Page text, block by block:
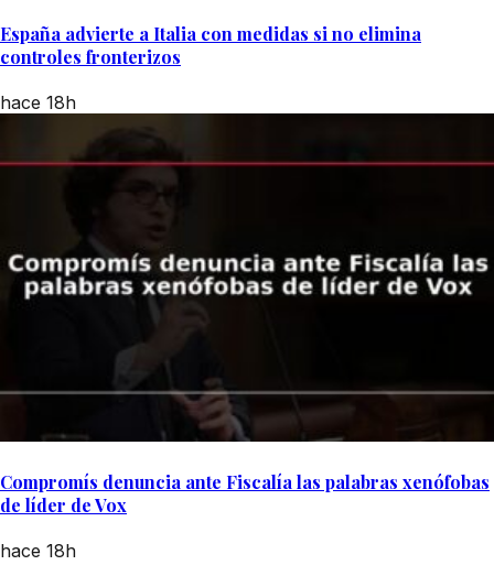
España advierte a Italia con medidas si no elimina
controles fronterizos
hace 18h
Compromís denuncia ante Fiscalía las palabras xenófobas
de líder de Vox
hace 18h